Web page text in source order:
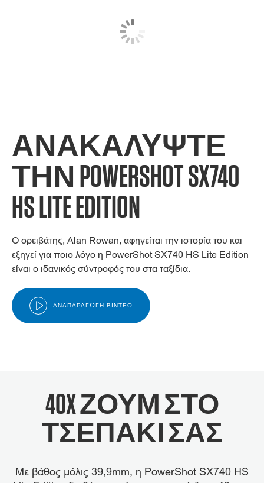
ΑΝΑΚΑΛΎΨΤΕ
ΤΗΝ POWERSHOT SX740
HS LITE EDITION
Ο ορειβάτης, Alan Rowan, αφηγείται την ιστορία του και
εξηγεί για ποιο λόγο η PowerShot SX740 HS Lite Edition
είναι ο ιδανικός σύντροφός του στα ταξίδια.
ΑΝΑΠΑΡΑΓΩΓΉ ΒΊΝΤΕΟ
40X ΖΟΥΜ ΣΤΟ
ΤΣΕΠΆΚΙ ΣΑΣ
Με βάθος μόλις 39,9mm, η PowerShot SX740 HS